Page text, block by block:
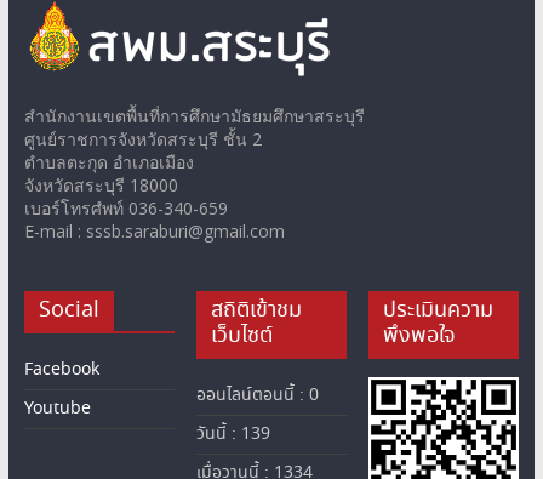
สำนักงานเขตพื้นที่การศึกษามัธยมศึกษาสระบุรี
ศูนย์ราชการจังหวัดสระบุรี ชั้น 2
ตำบลตะกุด อำเภอเมือง
จังหวัดสระบุรี 18000
เบอร์โทรศํพท์ 036-340-659
E-mail : sssb.saraburi@gmail.com
Social
Facebook
Youtube
สถิติเข้าชม
เว็บไซต์
ออนไลน์ตอนนี้ : 0
วันนี้ : 139
เมื่อวานนี้ : 1334
ประเมินความ
พึงพอใจ